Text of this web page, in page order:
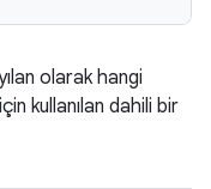
olarak hangi
kullanılan dahili bir